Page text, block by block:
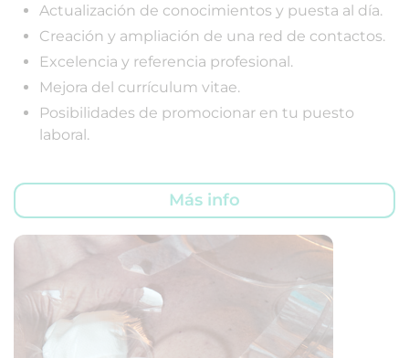
Actualización de conocimientos y puesta al día.
Creación y ampliación de una red de contactos.
Excelencia y referencia profesional.
Mejora del currículum vitae.
Posibilidades de promocionar en tu puesto
laboral.
Más info